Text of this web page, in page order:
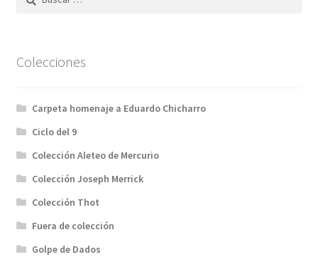
Colecciones
Carpeta homenaje a Eduardo Chicharro
Ciclo del 9
Colección Aleteo de Mercurio
Colección Joseph Merrick
Colección Thot
Fuera de colección
Golpe de Dados